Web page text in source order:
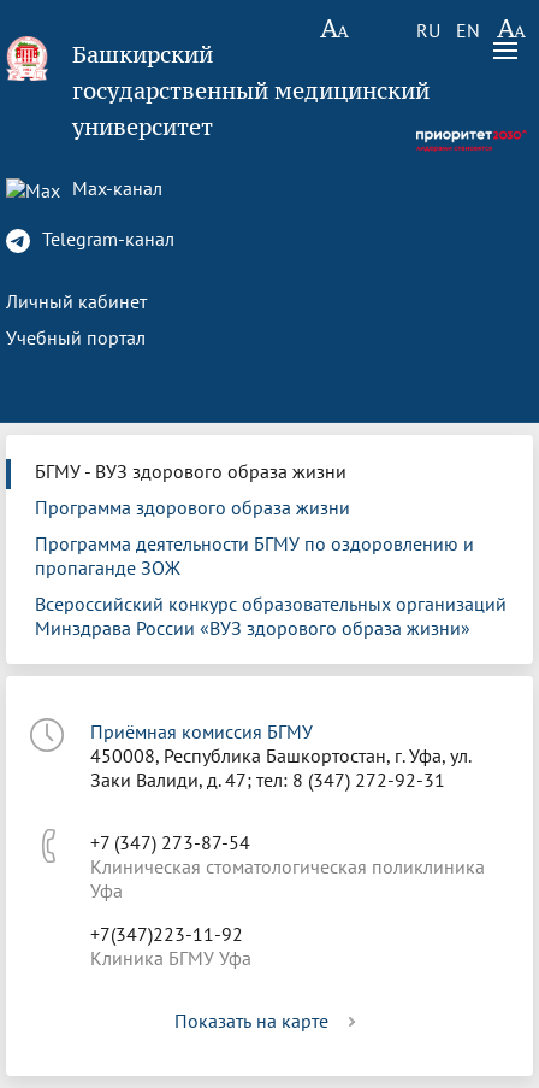
RU EN
Башкирский
государственный медицинский
университет
Max-канал
Telegram-канал
Личный кабинет
Учебный портал
БГМУ - ВУЗ здорового образа жизни
Программа здорового образа жизни
Программа деятельности БГМУ по оздоровлению и
пропаганде ЗОЖ
Всероссийский конкурс образовательных организаций
Минздрава России «ВУЗ здорового образа жизни»
Приёмная комиссия БГМУ
450008, Республика Башкортостан, г. Уфа, ул.
Заки Валиди, д. 47; тел: 8 (347) 272-92-31
+7 (347) 273-87-54
Клиническая стоматологическая поликлиника
Уфа
+7(347)223-11-92
Клиника БГМУ Уфа
Показать на карте